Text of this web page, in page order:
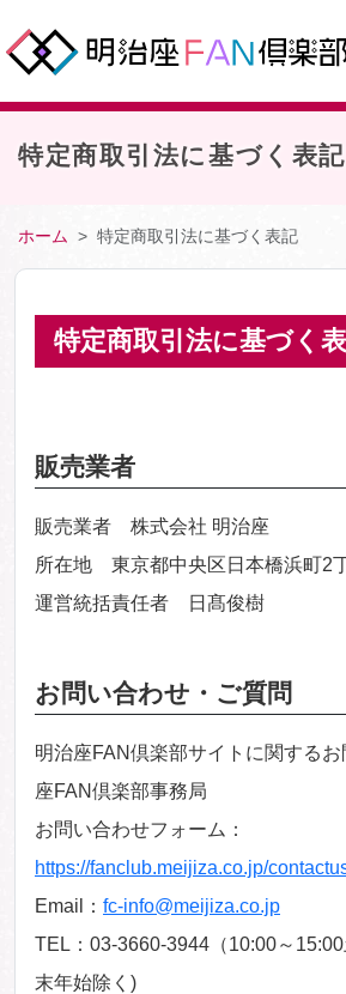
特定商取引法に基づく表記
ホーム 特定商取引法に基づく表記
特定商取引法に基づく
販売業者
販売業者 株式会社 明治座
所在地 東京都中央区日本橋浜町2
運営統括責任者 日髙俊樹
お問い合わせ・ご質問
明治座FAN倶楽部サイトに関する
座FAN倶楽部事務局
お問い合わせフォーム：
https://fanclub.meijiza.co.jp/
Email： fc-info@meijiza.co.jp
TEL：03-3660-3944（10:00～
末年始除く)